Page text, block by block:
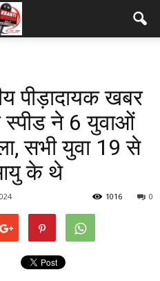
पीड़ादायक खबर
ने 6 युवाओं
सभी युवा 19 से
के थे
0
1016